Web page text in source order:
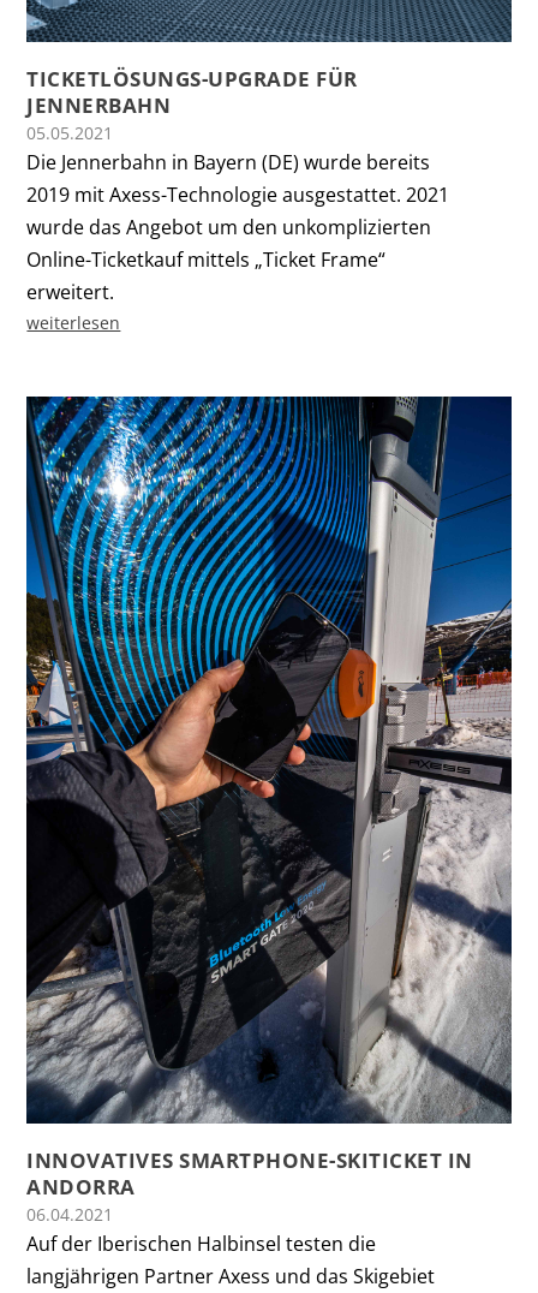
TICKETLÖSUNGS-UPGRADE FÜR
JENNERBAHN
05.05.2021
Die Jennerbahn in Bayern (DE) wurde bereits
2019 mit Axess-Technologie ausgestattet. 2021
wurde das Angebot um den unkomplizierten
Online-Ticketkauf mittels „Ticket Frame“
erweitert.
weiterlesen
INNOVATIVES SMARTPHONE-SKITICKET IN
ANDORRA
06.04.2021
Auf der Iberischen Halbinsel testen die
langjährigen Partner Axess und das Skigebiet